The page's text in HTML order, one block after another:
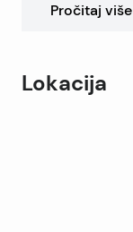
Pročitaj više
Lokacija